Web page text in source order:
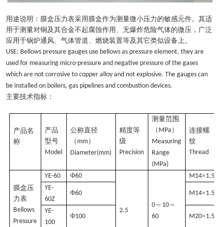
用途说明：膜盒压力表采用膜盒作为测量微小压力的敏感元件。其适
用于测量对铜及其合金不起腐蚀作用、无爆炸危险气体的微压，广泛
应用于锅炉通风、气体管道、燃烧装置等及其它类似设备上。
USE: Bellows pressure gauges use bellows as pressure element, they are
used for measuring micro-pressure and negative pressure of the gases
which are not corrosive to copper alloy and not explosive. The gauges can
be installed on boilers, gas pipelines and combustion devices.
主要技术指标：
产品名
称
产品
型号
Model
公称直径
（ mm）
Diameter(mm)
精度等
级
Precision
测量范围
（ MPa ）
Measuring
Range
(MPa)
连接螺
纹
Thread
膜盒压
力表
Bellows
Pressure
YE-60 Φ60
2.5
0 ～ 10 ～
60
M14×1.5
YE-
60Z
Φ60 M14×1.5
YE-
100
Φ100 M20×1.5